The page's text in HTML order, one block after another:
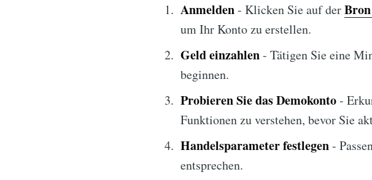
Anmelden- Klicken Sie auf der
um Ihr Konto zu erstellen.
Geld einzahlen- Tätigen Sie eine
beginnen.
Probieren Sie das Demokonto-
Funktionen zu verstehen, bevor Sie
Handelsparameter festlegen-
entsprechen.